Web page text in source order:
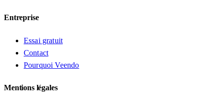
Entreprise
Essai gratuit
Contact
Pourquoi Veendo
Mentions légales